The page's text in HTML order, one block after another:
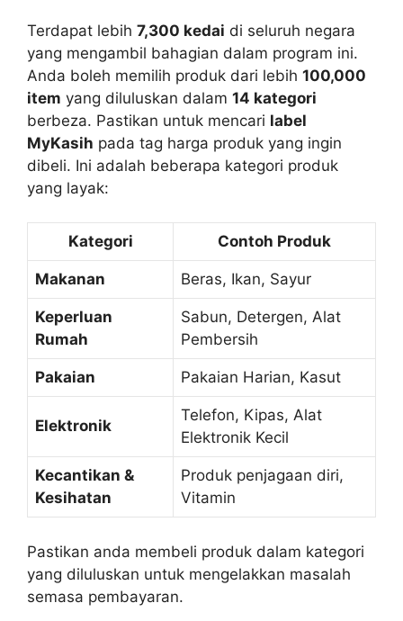
Terdapat lebih 7,300 kedai di seluruh negara
yang mengambil bahagian dalam program ini.
Anda boleh memilih produk dari lebih 100,000
item yang diluluskan dalam 14 kategori
berbeza. Pastikan untuk mencari label
MyKasih pada tag harga produk yang ingin
dibeli. Ini adalah beberapa kategori produk
yang layak:
Kategori Contoh Produk
Makanan Beras, Ikan, Sayur
Keperluan
Rumah
Sabun, Detergen, Alat
Pembersih
Pakaian Pakaian Harian, Kasut
Elektronik
Telefon, Kipas, Alat
Elektronik Kecil
Kecantikan &
Kesihatan
Produk penjagaan diri,
Vitamin
Pastikan anda membeli produk dalam kategori
yang diluluskan untuk mengelakkan masalah
semasa pembayaran.